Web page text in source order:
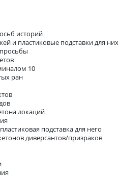
историй
и пластиковые подставки для них
10
ран
локаций
подставка для него
диверсантов/призраков